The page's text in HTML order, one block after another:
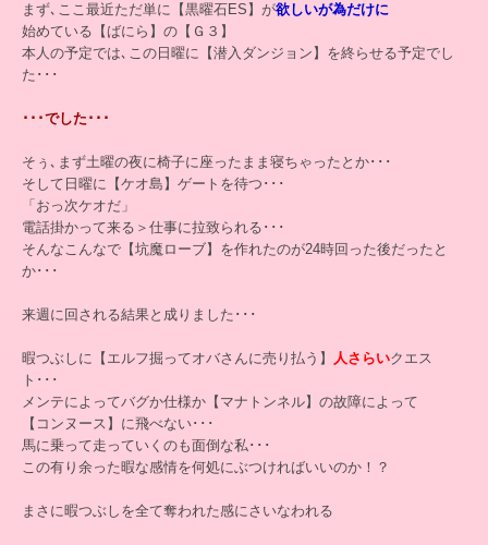
まず､ここ最近ただ単に【黒曜石ES】が欲しいが為だけに
始めている【ばにら】の【Ｇ３】
本人の予定では､この日曜に【潜入ダンジョン】を終らせる予定でし
た･･･
･･･でした･･･
そぅ､まず土曜の夜に椅子に座ったまま寝ちゃったとか･･･
そして日曜に【ケオ島】ゲートを待つ･･･
「おっ次ケオだ」
電話掛かって来る＞仕事に拉致られる･･･
そんなこんなで【坑魔ローブ】を作れたのが24時回った後だったと
か･･･
来週に回される結果と成りました･･･
暇つぶしに【エルフ掘ってオバさんに売り払う】 人さらいクエス
ト･･･
メンテによってバグか仕様か【マナトンネル】の故障によって
【コンヌース】に飛べない･･･
馬に乗って走っていくのも面倒な私･･･
この有り余った暇な感情を何処にぶつければいいのか！？
まさに暇つぶしを全て奪われた感にさいなわれる